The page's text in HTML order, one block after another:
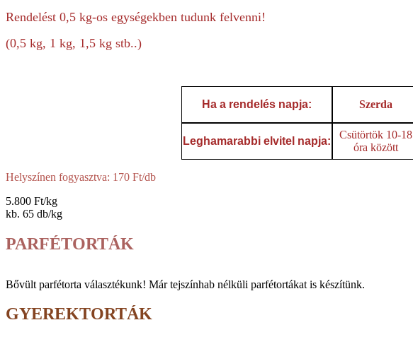
Rendelést 0,5 kg-os egységekben tudunk felvenni!
(0,5 kg, 1 kg, 1,5 kg stb..)
Ha a rendelés napja: Szerda
Leghamarabbi elvitel napja:
Csütörtök 10-18
óra között
Helyszínen fogyasztva: 170 Ft/db
5.800 Ft/kg
kb. 65 db/kg
PARFÉTORTÁK
Bővült parfé­torta vá­lasz­tékunk! Már tej­szín­hab nélküli parfé­tortákat is készítünk.
GYEREKTORTÁK